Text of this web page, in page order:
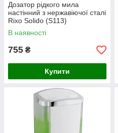
Дозатор рідкого мила
настінний з нержавіючої сталі
Rixo Solido (S113)
В наявності
755 ₴
Купити